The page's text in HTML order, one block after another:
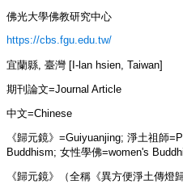
佛光大學佛教研究中心
https://cbs.fgu.edu.tw/
宜蘭縣, 臺灣 [I-lan hsien, Taiwan]
期刊論文=Journal Article
中文=Chinese
《歸元鏡》=Guiyuanjing; 淨土祖師
Buddhism; 女性學佛=women's
《歸元鏡》（全稱《異方便淨土傳